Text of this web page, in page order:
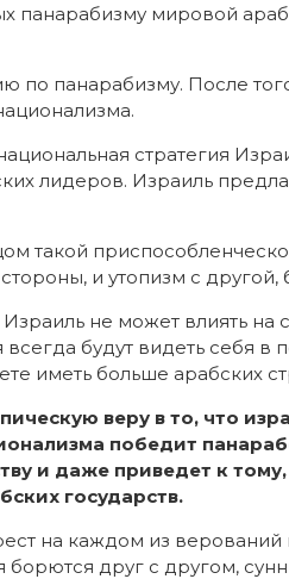
панарабизму мировой
по панарабизму. После
стратегия
лидеров. Израиль
такой
и утопизм с
не может влиять на
будут видеть себя в
иметь больше арабских
веру в то, что
победит
и даже приведет к
государств.
на каждом из
друг с другом,